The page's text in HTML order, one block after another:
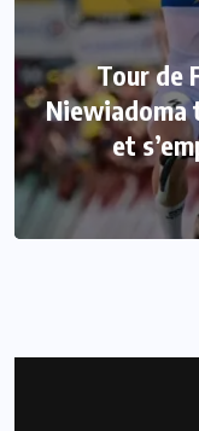
Tour de
Niewiadoma
et
Mercato : Le
pour